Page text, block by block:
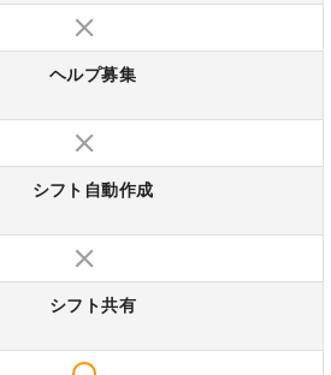
ヘルプ募集
シフト自動作成
シフト共有